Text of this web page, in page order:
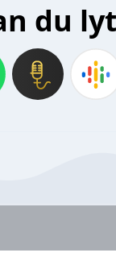
du